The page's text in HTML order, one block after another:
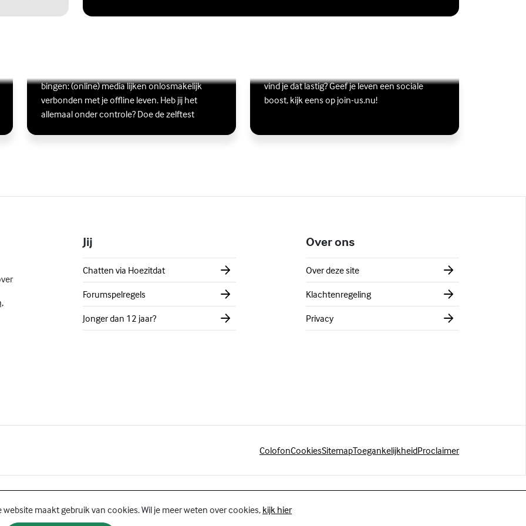
bingen: (online) media lijken onlosmakelijk
verbonden met je offline leven. Heb jij het
allemaal onder controle? Doe de zelftest
Lees meer over Ben jij digitaal in balans?
(Externe link)
vind je dat lastig? Geef je leven een sociale
boost, kijk eens op join-us.nu!
Lees meer over Vriendschap
(Externe link)
Jij
Chatten via Hoezitdat
Forumspelregels
Jonger dan 12 jaar?
Over ons
Over deze site
Klachtenregeling
Privacy
ColofonCookiesSitemapToegankelijkheidProclaimer
website maakt gebruik van cookies. Wil je meer weten over cookies, kijk hier